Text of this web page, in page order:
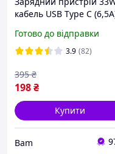
кабель USB Type C
АВS пластик Білий pix
Готово до відправки
3.9 (82)
198₴
395 ₴
Купити
Bam